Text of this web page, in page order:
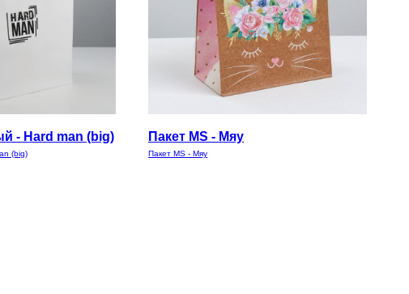
- Hard man (big)
(big)
Пакет MS - Мяу
Пакет MS - Мяу